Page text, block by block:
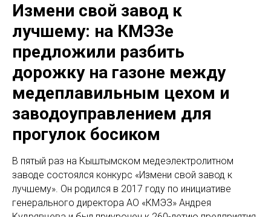
Измени свой завод к
лучшему: на КМЭЗе
предложили разбить
дорожку на газоне между
медеплавильным цехом и
заводоуправлением для
прогулок босиком
В пятый раз на Кыштымском медеэлектролитном
заводе состоялся конкурс «Измени свой завод к
лучшему». Он родился в 2017 году по инициативе
генерального директора АО «КМЭЗ» Андрея